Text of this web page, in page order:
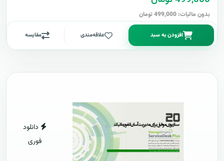
بدون مالیات: 499,000 تومان
افزودن به سبد علاقه‌مندی مقایسه
دانلود
فوری